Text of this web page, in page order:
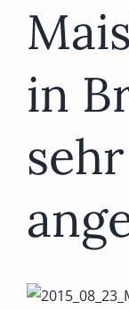
in